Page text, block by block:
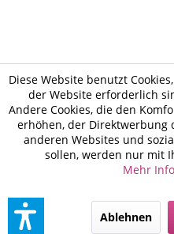
Diese Website benutzt
der Website erforderlich
Andere Cookies, die den
erhöhen, der
anderen Websites und
sollen, werden nur mit
Mehr
Ablehnen